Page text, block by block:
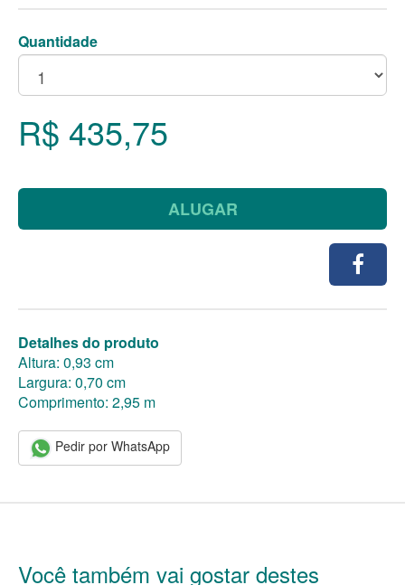
Quantidade
R$ 435,75
ALUGAR
Detalhes do produto
Altura: 0,93 cm
Largura: 0,70 cm
Comprimento: 2,95 m
Pedir por WhatsApp
Você também vai gostar destes